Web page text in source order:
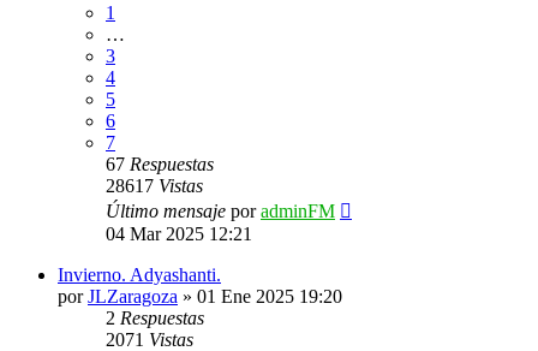
1
…
3
4
5
6
7
67 Respuestas
28617 Vistas
Último mensaje poradminFM
04 Mar 2025 12:21
Invierno. Adyashanti.
porJLZaragoza » 01 Ene 2025 19:20
2 Respuestas
2071 Vistas